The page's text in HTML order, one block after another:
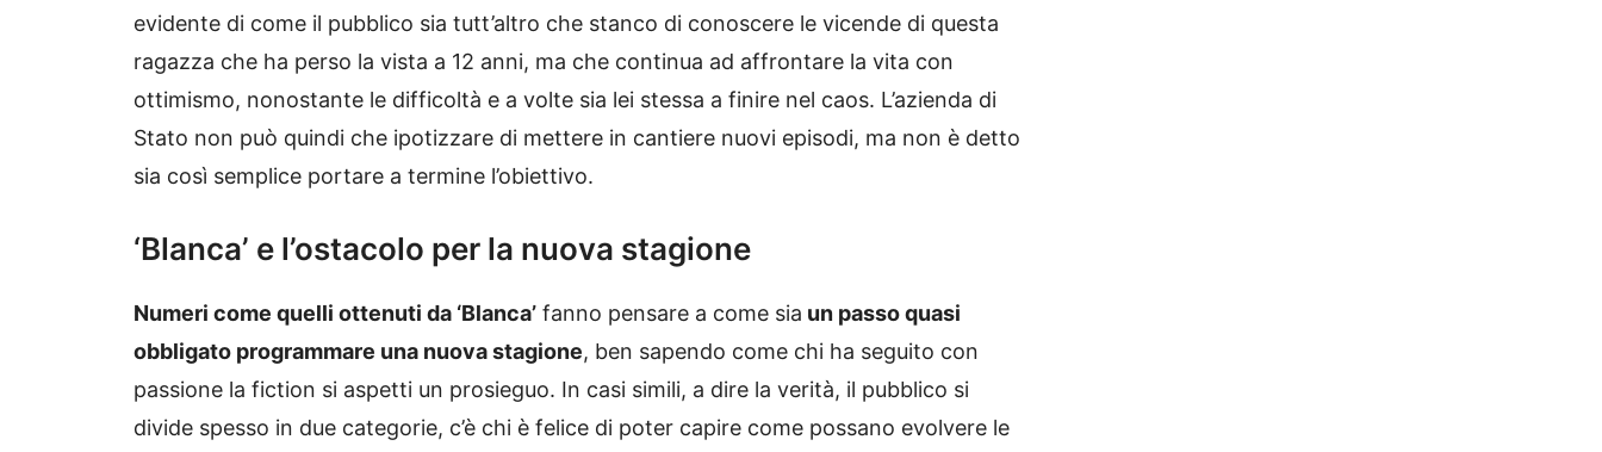
evidente di come il pubblico sia tutt’altro che stanco di conoscere le vicende di questa
ragazza che ha perso la vista a 12 anni, ma che continua ad affrontare la vita con
ottimismo, nonostante le difficoltà e a volte sia lei stessa a finire nel caos. L’azienda di
Stato non può quindi che ipotizzare di mettere in cantiere nuovi episodi, ma non è detto
sia così semplice portare a termine l’obiettivo.
‘Blanca’ e l’ostacolo per la nuova stagione
Numeri come quelli ottenuti da ‘Blanca’ fanno pensare a come sia un passo quasi
obbligato programmare una nuova stagione, ben sapendo come chi ha seguito con
passione la fiction si aspetti un prosieguo. In casi simili, a dire la verità, il pubblico si
divide spesso in due categorie, c’è chi è felice di poter capire come possano evolvere le